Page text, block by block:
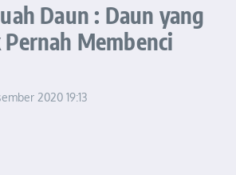
Daun : Daun yang
Membenci
2020 19:13